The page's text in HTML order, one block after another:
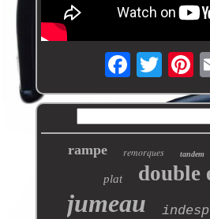
rampe remorques tandem
plat double
jumeau